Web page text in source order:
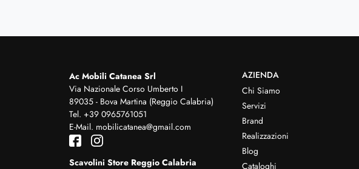
Ac Mobili Catanea Srl
Via Nazionale Corso Umberto I
89035 - Bova Martina (Reggio Calabria)
Tel. +39 0965761051
E-Mail. mobilicatanea@gmail.com
Scavolini Store Reggio Calabria
AZIENDA
Chi Siamo
Servizi
Brand
Realizzazioni
Blog
Cataloghi